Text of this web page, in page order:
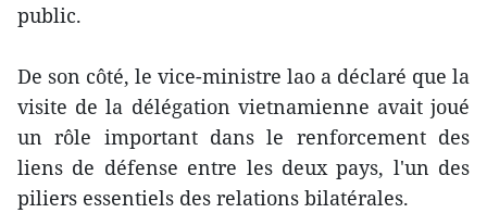
public.
De son côté, le vice-ministre lao a déclaré que la
visite de la délégation vietnamienne avait joué
un rôle important dans le renforcement des
liens de défense entre les deux pays, l'un des
piliers essentiels des relations bilatérales.